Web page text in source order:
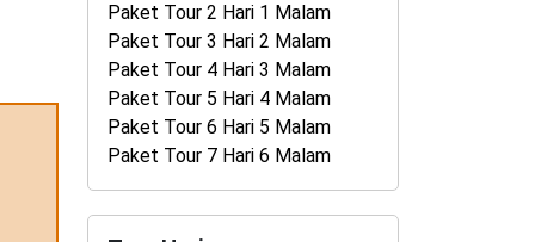
Paket Tour 2 Hari 1 Malam
Paket Tour 3 Hari 2 Malam
Paket Tour 4 Hari 3 Malam
Paket Tour 5 Hari 4 Malam
Paket Tour 6 Hari 5 Malam
Paket Tour 7 Hari 6 Malam